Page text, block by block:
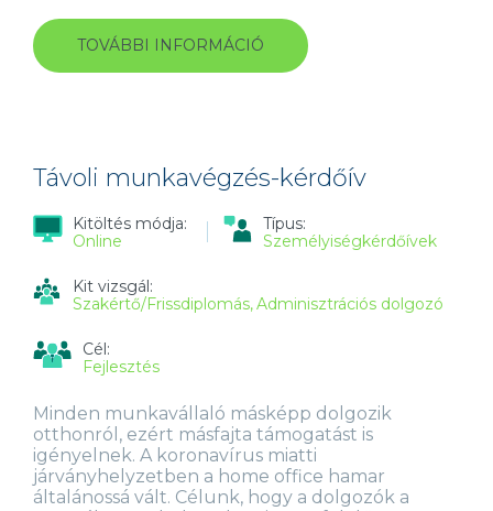
TOVÁBBI INFORMÁCIÓ VISELKEDÉS
MOTIVÁCIÓ
KÉRDŐÍV
(MQ)
ÉRTÉKESÍTŐK
SZÁMÁRA
KAPCSOLATOSAN
Távoli munkavégzés-kérdőív
Kitöltés módja:
Online
Típus:
Személyiségkérdőívek
Kit vizsgál:
Szakértő/Frissdiplomás Adminisztrációs dolgozó
Cél:
Fejlesztés
Minden munkavállaló másképp dolgozik
otthonról, ezért másfajta támogatást is
igényelnek. A koronavírus miatti
járványhelyzetben a home office hamar
általánossá vált. Célunk, hogy a dolgozók a